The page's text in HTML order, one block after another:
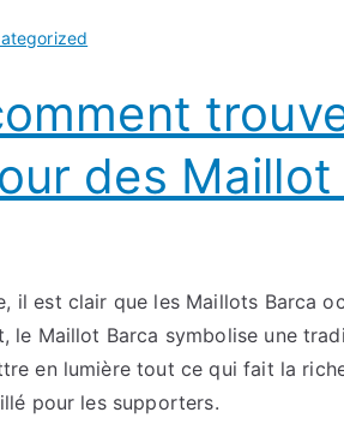
des Maillot
il est clair que les Maillots Barca
le Maillot Barca symbolise une
en lumière tout ce qui fait la
pour les supporters.